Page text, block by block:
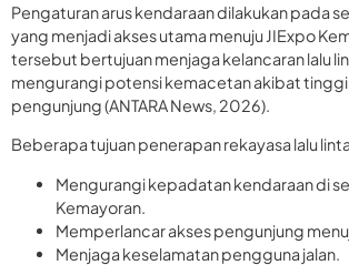
Pengaturan arus kendaraan dilakukan pada
yang menjadi akses utama menuju JIExpo
tersebut bertujuan menjaga kelancaran lalu
mengurangi potensi kemacetan akibat
pengunjung (ANTARA News, 2026).
Beberapa tujuan penerapan rekayasa lalu
Mengurangi kepadatan kendaraan di
Kemayoran.
Memperlancar akses pengunjung
Menjaga keselamatan pengguna jalan.